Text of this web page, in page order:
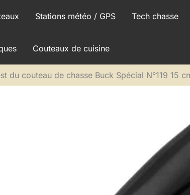
Stations météo / GPS Tech chasse
Couteaux de cuisine
du couteau de chasse Buck Spécial N°119 15